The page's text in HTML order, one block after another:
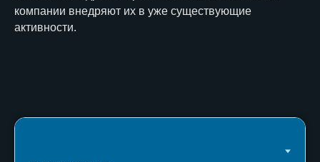
компании внедряют их в уже существующие
активности.